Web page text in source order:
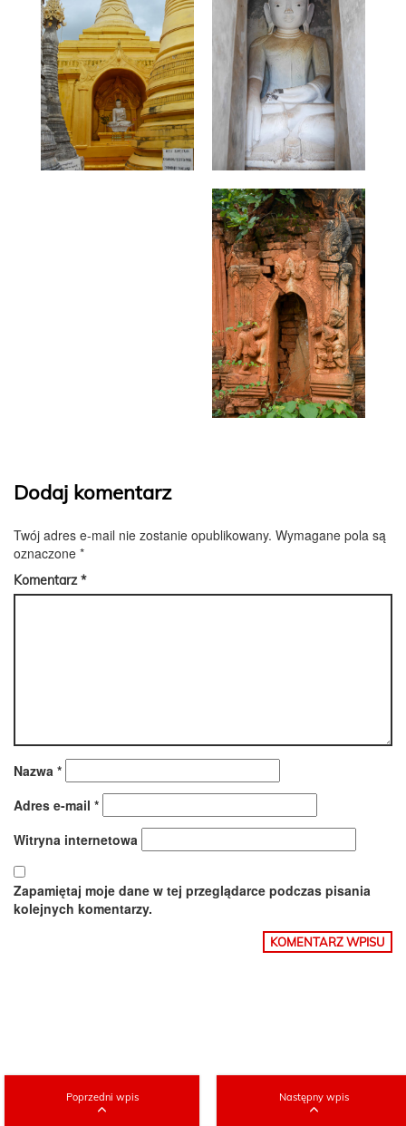
Dodaj komentarz
Twój adres e-mail nie zostanie opublikowany. Wymagane pola są
oznaczone *
Komentarz*
Nazwa *
Adres e-mail *
Witryna internetowa
Zapamiętaj moje dane w tej przeglądarce podczas pisania
kolejnych komentarzy.
Poprzedni wpis Następny wpis